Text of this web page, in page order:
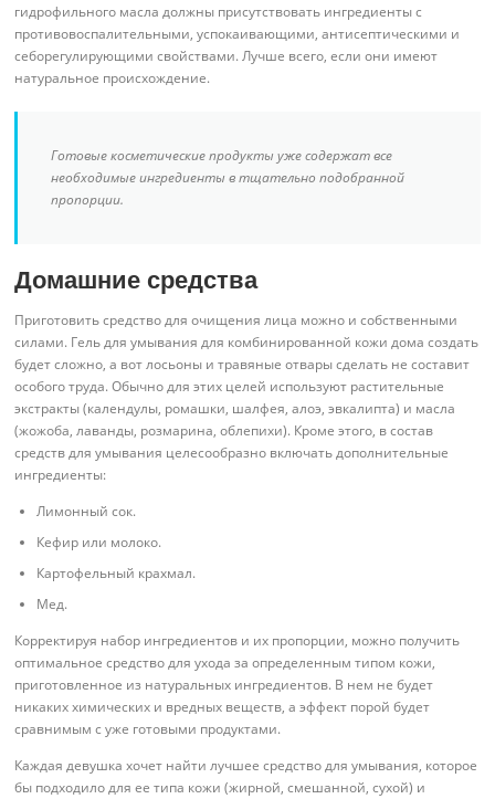
гидрофильного масла должны присутствовать ингредиенты с
противовоспалительными, успокаивающими, антисептическими и
себорегулирующими свойствами. Лучше всего, если они имеют
натуральное происхождение.
Готовые косметические продукты уже содержат все
необходимые ингредиенты в тщательно подобранной
пропорции.
Домашние средства
Приготовить средство для очищения лица можно и собственными
силами. Гель для умывания для комбинированной кожи дома создать
будет сложно, а вот лосьоны и травяные отвары сделать не составит
особого труда. Обычно для этих целей используют растительные
экстракты (календулы, ромашки, шалфея, алоэ, эвкалипта) и масла
(жожоба, лаванды, розмарина, облепихи). Кроме этого, в состав
средств для умывания целесообразно включать дополнительные
ингредиенты:
Лимонный сок.
Кефир или молоко.
Картофельный крахмал.
Мед.
Корректируя набор ингредиентов и их пропорции, можно получить
оптимальное средство для ухода за определенным типом кожи,
приготовленное из натуральных ингредиентов. В нем не будет
никаких химических и вредных веществ, а эффект порой будет
сравнимым с уже готовыми продуктами.
Каждая девушка хочет найти лучшее средство для умывания, которое
бы подходило для ее типа кожи (жирной, смешанной, сухой) и